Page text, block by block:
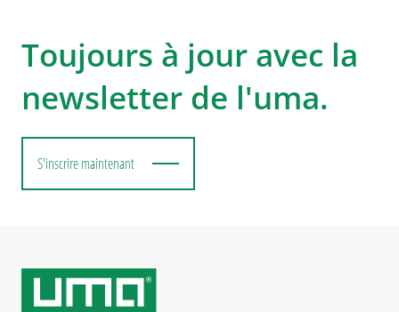
Toujours à jour avec la
newsletter de l'uma.
S'inscrire maintenant